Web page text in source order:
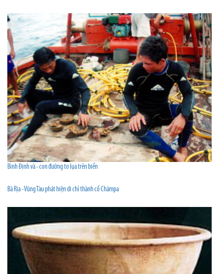
Bình Định và - con đường tơ lụa trên biển
Bà Rịa - Vũng Tàu phát hiện di chỉ thành cổ Chămpa